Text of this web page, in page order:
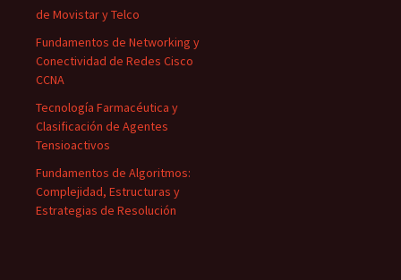
de Movistar y Telco
Fundamentos de Networking y
Conectividad de Redes Cisco
CCNA
Tecnología Farmacéutica y
Clasificación de Agentes
Tensioactivos
Fundamentos de Algoritmos:
Complejidad, Estructuras y
Estrategias de Resolución